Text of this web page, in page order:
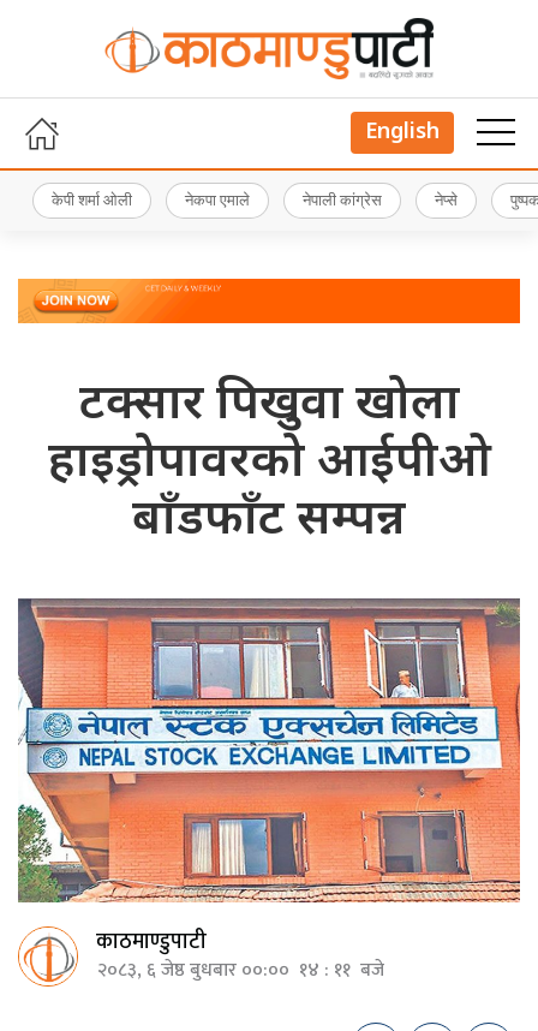
English
केपी शर्मा ओली नेकपा एमाले नेपाली कांग्रेस नेप्से
टक्सार पिखुवा खोला
हाइड्रोपावरको आईपीओ
बाँडफाँट सम्पन्न
काठमाण्डुपाटी
२०८३, ६ जेष्ठ बुधबार ००:०० १४ : ११ बजे